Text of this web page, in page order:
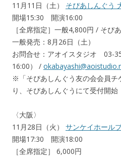
11月11日（土） そぴあしんぐう
開場15:30 開演16:00
［全席指定］一般4,800円 / そぴ
一般発売：8月26日（土）
お問合せ：アオイスタジオ 03-
16:00） /
※「そぴあしんぐう友の会会員チ
り、そぴあしんぐうにて受付開始
〈大阪〉
11月28日（火） サンケイホール
開場17:30 開演18:00
［全席指定］ 6,000円